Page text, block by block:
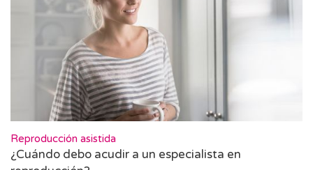
Reproducción asistida
¿Cuándo debo acudir a un especialista en